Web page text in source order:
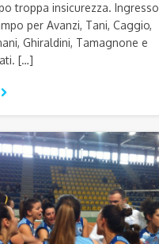
troppa insicurezza. Ingresso
per Avanzi, Tani, Caggio,
Ghiraldini, Tamagnone e
[…]